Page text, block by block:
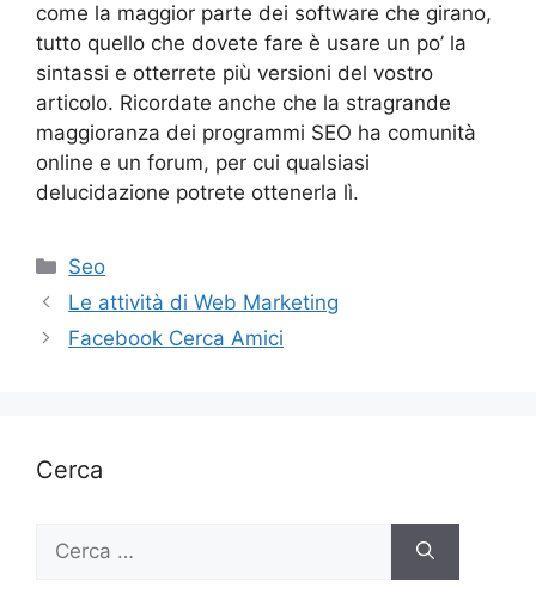
come la maggior parte dei software che girano,
tutto quello che dovete fare è usare un po’ la
sintassi e otterrete più versioni del vostro
articolo. Ricordate anche che la stragrande
maggioranza dei programmi SEO ha comunità
online e un forum, per cui qualsiasi
delucidazione potrete ottenerla lì.
Categorie
Seo
Le attività di Web Marketing
Facebook Cerca Amici
Cerca
Ricerca